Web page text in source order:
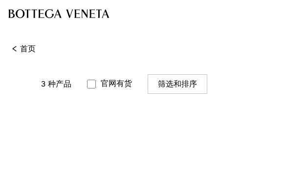
< 首页
3 种产品 官网有货 筛选和排序